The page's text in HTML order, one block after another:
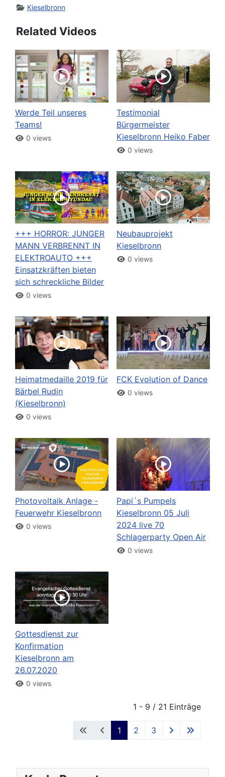
Kieselbronn
Related Videos
Werde Teil unseres
Teams!
0 views
Testimonial
Bürgermeister
Kieselbronn Heiko Faber
0 views
+++ HORROR: JUNGER
MANN VERBRENNT IN
ELEKTROAUTO +++
Einsatzkräften bieten
sich schreckliche Bilder
0 views
Neubauprojekt
Kieselbronn
0 views
Heimatmedaille 2019 für
Bärbel Rudin
(Kieselbronn)
0 views
FCK Evolution of Dance
0 views
Photovoltaik Anlage -
Feuerwehr Kieselbronn
0 views
Papi´s Pumpels
Kieselbronn 05 Juli
2024 live 70
Schlagerparty Open Air
0 views
Gottesdienst zur
Konfirmation
Kieselbronn am
26.07.2020
0 views
1 - 9 / 21 Einträge
1 2 3